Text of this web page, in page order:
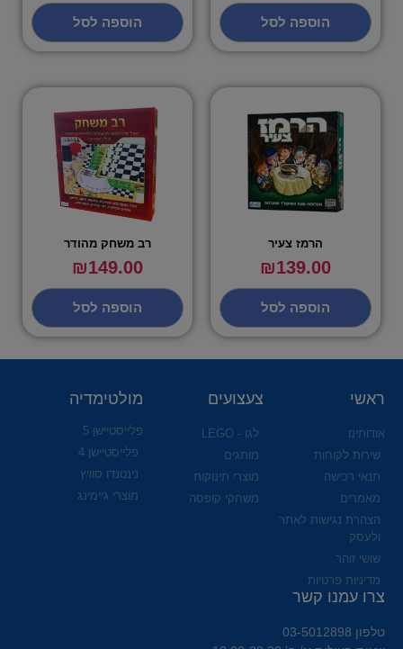
הוספה לסל הוספה לסל
הרמז צעיר
₪139.00
הוספה לסל
רב משחק מהודר
₪149.00
הוספה לסל
ראשי
אודותינו
שירות לקוחות
תנאי רכישה
מאמרים
הצהרת נגישות לאתר
ולעסק
שושי זוהר
מדיניות פרטיות
צעצועים
לגו - LEGO
מותגים
מוצרי תינוקות
משחקי קופסה
מולטימדיה
פלייסטיישן 5
פלייסטיישן 4
נינטנדו סוויץ
מוצרי גיימינג
צרו עמנו קשר
טלפון 03-5012898